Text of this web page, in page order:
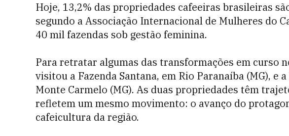
Hoje, 13,2% das propriedades cafeeiras brasileiras
segundo a Associação Internacional de Mulheres do
40 mil fazendas sob gestão feminina.
Para retratar algumas das transformações em curso
visitou a Fazenda Santana, em Rio Paranaíba (MG), e
Monte Carmelo (MG). As duas propriedades têm
refletem um mesmo movimento: o avanço do
cafeicultura da região.